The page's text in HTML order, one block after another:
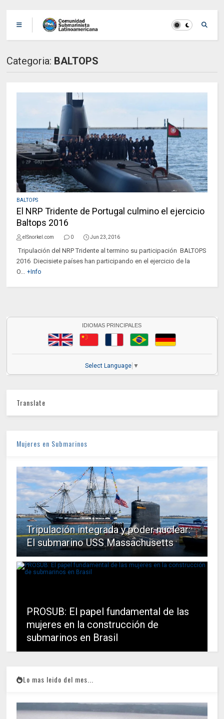
Categoria: BALTOPS
BALTOPS
El NRP Tridente de Portugal culmino el ejercicio
Baltops 2016
elSnorkel.com 0 Jun 23, 2016
Tripulación del NRP Tridente al termino su participación BALTOPS
2016 Diecisiete países han participando en el ejercicio de la
O... +Info
IDIOMAS PRINCIPALES
Select Language ▼
Translate
Mujeres en Submarinos
Tripulación integrada y poder nuclear:
El submarino USS Massachusetts
PROSUB: El papel fundamental de las
mujeres en la construcción de
submarinos en Brasil
Lo mas leido del mes...